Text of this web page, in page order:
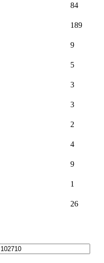
84
189
9
5
3
3
2
4
9
1
26